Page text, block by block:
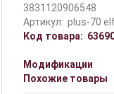
3831120906548
Артикул: plus-70
Код товара:
Модификации
Похожие товары